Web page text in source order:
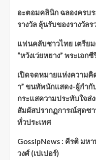
อะตอมคลินิก ฉลองครบ
รางวัล ลุ้นรับของรางวัล
แฟนคลับชาวไทย เตรีย
“หวังเว่ยหยาง” พระเอ
เปิดจดหมายแห่งความคิ
า” ขนทัพนักแสดง-ผู้กำกั
กระแสความประทับใจส่
สัมผัสปรากฏการณ์สุดซา
ทั่วประเทศ
GossipNews : คีรติ มห
วงศ์ (เปเปอร์)